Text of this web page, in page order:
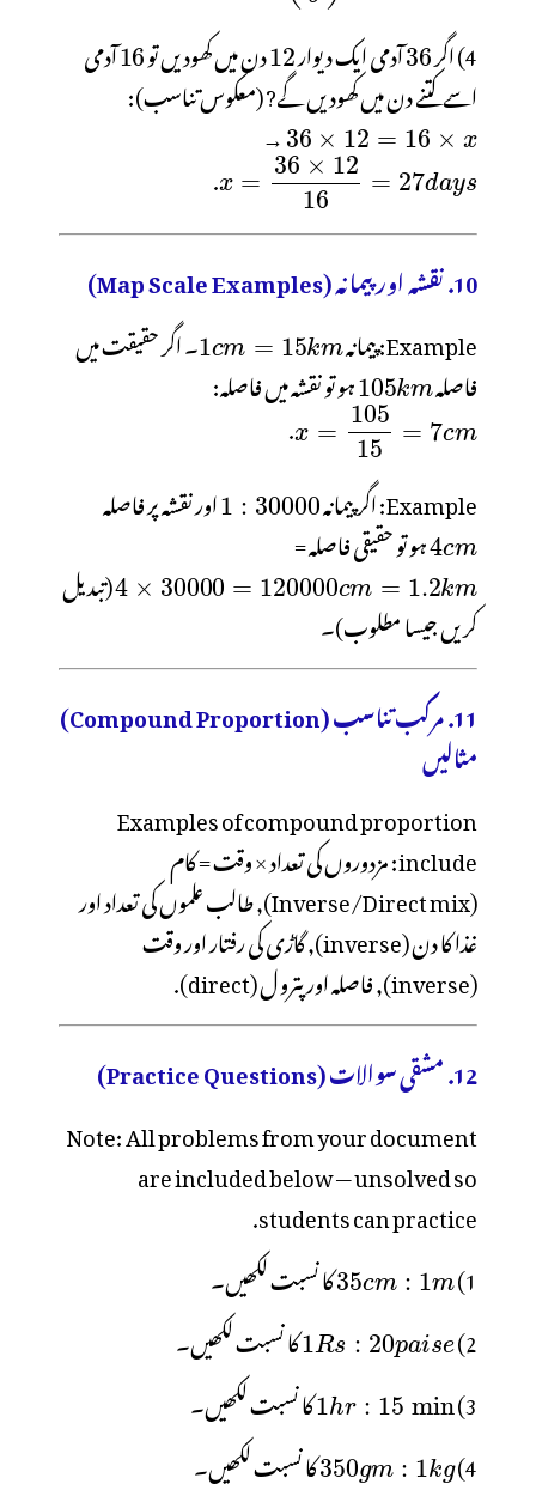
4) اگر
آدمی ایک دیوار دن میں کھودیں تو آدمی
اسے کتنے دن میں کھودیں گے? (معکوس تناسب):
→
.
10. نقشہ اور پیمانہ (Map Scale Examples)
Example: پیمانہ
۔ اگر حقیقت میں
فاصلہ
ہو تو نقشہ میں فاصلہ:
.
Example: اگر پیمانہ
اور نقشہ پر فاصلہ
ہو تو حقیقی فاصلہ =
(تبدیل
کریں جیسا مطلوب)۔
11. مرکب تناسب (Compound Proportion)
مثالیں
Examples of compound proportion
include: مزدوروں کی تعداد × وقت = کام
(Inverse/Direct mix), طالب علموں کی تعداد اور
غذا کا دن (inverse), گاڑی کی رفتار اور وقت
(inverse), فاصلہ اور پترو ل (direct).
12. مشقی سوالات (Practice Questions)
Note: All problems from your document
are included below — unsolved so
students can practice.
1)
کا نسبت لکھیں۔
2)
کا نسبت لکھیں۔
3)
کا نسبت لکھیں۔
4)
کا نسبت لکھیں۔